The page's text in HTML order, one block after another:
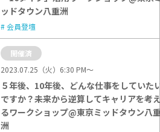
ッドタウン八重洲
会員登壇
開催済
2023.07.25（火）6:30 PM〜
５年後、10年後、どんな仕事をしていた
ですか？未来から逆算してキャリアを考
るワークショップ@東京ミッドタウン八
洲